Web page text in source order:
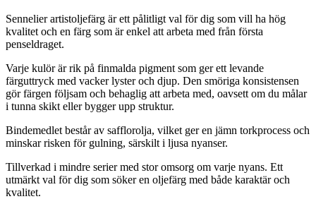
Sennelier artistoljefärg är ett pålitligt val för dig som vill ha hög
kvalitet och en färg som är enkel att arbeta med från första
penseldraget.
Varje kulör är rik på finmalda pigment som ger ett levande
färguttryck med vacker lyster och djup. Den smöriga konsistensen
gör färgen följsam och behaglig att arbeta med, oavsett om du målar
i tunna skikt eller bygger upp struktur.
Bindemedlet består av safflorolja, vilket ger en jämn torkprocess och
minskar risken för gulning, särskilt i ljusa nyanser.
Tillverkad i mindre serier med stor omsorg om varje nyans. Ett
utmärkt val för dig som söker en oljefärg med både karaktär och
kvalitet.